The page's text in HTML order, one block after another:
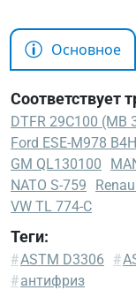
Основное
Соответствует
DTFR 29C100 (MB
Ford ESE-M978
GM QL130100
NATO S-759
VW TL 774-C
DTFR
29C100
Теги:
#ASTM D3306 #
#антифриз